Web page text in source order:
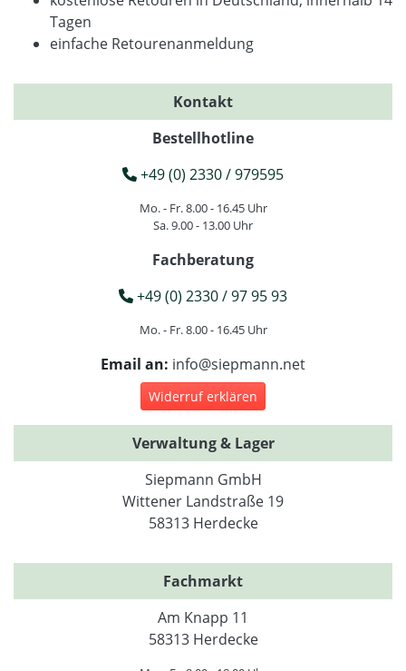
Tagen
einfache Retourenanmeldung
Kontakt
Bestellhotline
+49 (0) 2330 / 979595
Mo. - Fr. 8.00 - 16.45 Uhr
Sa. 9.00 - 13.00 Uhr
Fachberatung
+49 (0) 2330 / 97 95 93
Mo. - Fr. 8.00 - 16.45 Uhr
Email an: info@siepmann.net
Widerruf erklären
Verwaltung & Lager
Siepmann GmbH
Wittener Landstraße 19
58313 Herdecke
Fachmarkt
Am Knapp 11
58313 Herdecke